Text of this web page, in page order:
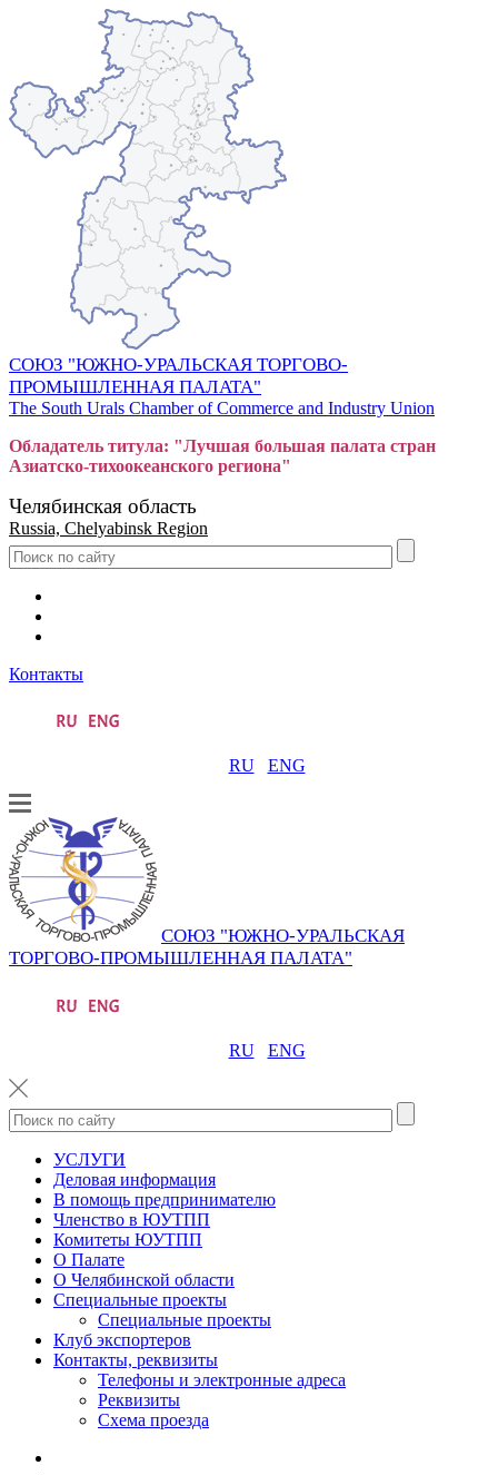
СОЮЗ "ЮЖНО-УРАЛЬСКАЯ ТОРГОВО-
ПРОМЫШЛЕННАЯ ПАЛАТА"
The South Urals Chamber of Commerce and Industry Union
Обладатель титула: "Лучшая большая палата стран
Азиатско-тихоокеанского региона"
Челябинская область
Russia, Chelyabinsk Region
Контакты
RU ENG
СОЮЗ "ЮЖНО-УРАЛЬСКАЯ
ТОРГОВО-ПРОМЫШЛЕННАЯ ПАЛАТА"
RU ENG
УСЛУГИ
Деловая информация
В помощь предпринимателю
Членство в ЮУТПП
Комитеты ЮУТПП
О Палате
О Челябинской области
Специальные проекты
Специальные проекты
Клуб экспортеров
Контакты, реквизиты
Телефоны и электронные адреса
Реквизиты
Схема проезда